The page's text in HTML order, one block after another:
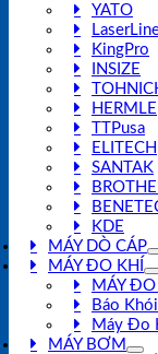
YATO
KingPro
INSIZE
HERMLE
TTPusa
ELITECH
SANTAK
KDE
MÁY DÒ CÁP
MÁY ĐO KHÍ
MÁY ĐO
Báo
Máy Đo
MÁY BƠM